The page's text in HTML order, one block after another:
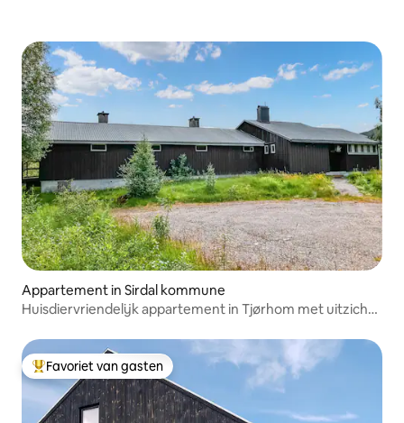
Appartement in Sirdal kommune
Huisdiervriendelijk appartement in Tjørhom met uitzicht
Topfavoriet van gasten
Favoriet van gasten